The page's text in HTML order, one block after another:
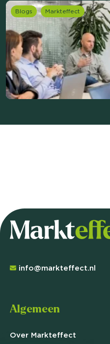
Blogs Markteffect
info@markteffect.nl
Algemeen
Over Markteffect